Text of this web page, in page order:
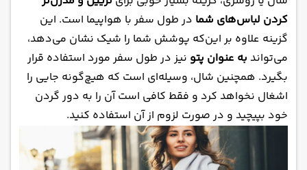
کردن لباس‌های شما در طول سفر با هواپیما است. این
گزینه علاوه بر این‌که پوشش شما را شیک نشان می‌دهد،
می‌تواند به عنوان پتو نیز در طول سفر مورد استفاده قرار
بگیرد. همچنین شال، وسیله‌ای است که هیچ‌گونه جایی را
اشغال نخواهد کرد و فقط کافی است آن را به دور گردن
خود بپیچید و در صورت لزوم از آن استفاده کنید.